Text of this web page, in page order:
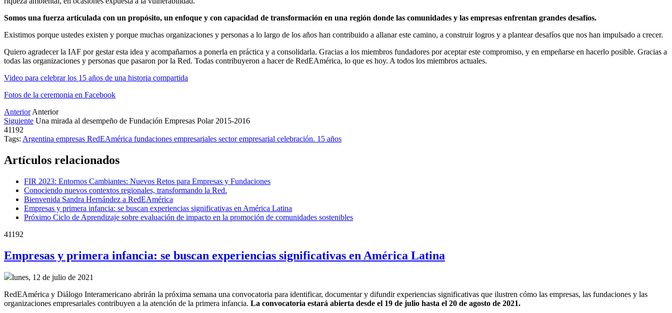
Somos una fuerza articulada con un propósito, un enfoque y con capacidad de transformación en una región donde las comunidades y las empresas enfrentan grandes desafíos.
Existimos porque ustedes existen y porque muchas organizaciones y personas a lo largo de los años han contribuido a allanar este camino, a construir logros y a plantear desafíos que nos han impulsado a crecer.
Quiero agradecer la IAF por gestar esta idea y acompañarnos a ponerla en práctica y a consolidarla. Gracias a los miembros fundadores por aceptar este compromiso, y en empeñarse en hacerlo posible. Gracias a
todas las organizaciones y personas que pasaron por la Red. Todas contribuyeron a hacer de RedEAmérica, lo que es hoy. A todos los miembros actuales.
Video para celebrar los 15 años de una historia compartida
Fotos de la ceremonia en Facebook
Anterior Anterior
Siguiente Una mirada al desempeño de Fundación Empresas Polar 2015-2016
41192
Tags: Argentina empresas RedEAmérica fundaciones empresariales sector empresarial celebración. 15 años
Artículos relacionados
FIR 2023: Entornos Cambiantes: Nuevos Retos para Empresas y Fundaciones
Conociendo nuevos contextos regionales, transformando la Red.
Bienvenida Sandra Hernández a RedEAmérica
Empresas y primera infancia: se buscan experiencias significativas en América Latina
Próximo Ciclo de Aprendizaje sobre evaluación de impacto en la promoción de comunidades sostenibles
41192
Empresas y primera infancia: se buscan experiencias significativas en América Latina
lunes, 12 de julio de 2021
RedEAmérica y Diálogo Interamericano abrirán la próxima semana una convocatoria para identificar, documentar y difundir experiencias significativas que ilustren cómo las empresas, las fundaciones y las
organizaciones empresariales contribuyen a la atención de la primera infancia. La convocatoria estará abierta desde el 19 de julio hasta el 20 de agosto de 2021.